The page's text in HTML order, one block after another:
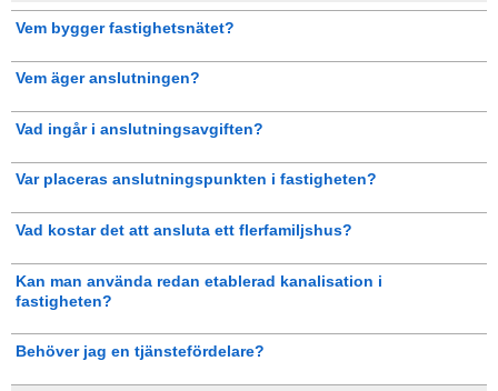
Vem bygger fastighetsnätet?
Vem äger anslutningen?
Vad ingår i anslutningsavgiften?
Var placeras anslutningspunkten i fastigheten?
Vad kostar det att ansluta ett flerfamiljshus?
Kan man använda redan etablerad kanalisation i
fastigheten?
Behöver jag en tjänstefördelare?